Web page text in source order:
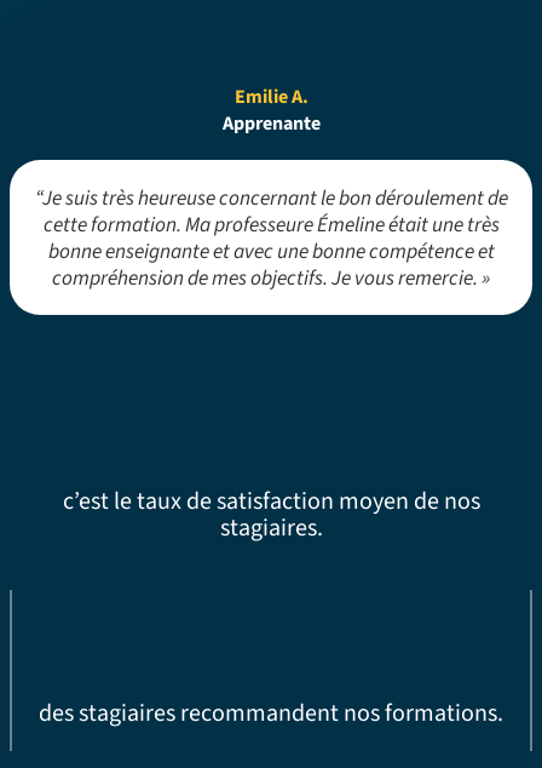
Emilie A.
Apprenante
“Je suis très heureuse concernant le bon déroulement de
cette formation. Ma professeure Émeline était une très
bonne enseignante et avec une bonne compétence et
compréhension de mes objectifs. Je vous remercie. »
c’est le taux de satisfaction moyen de nos
stagiaires.
des stagiaires recommandent nos formations.